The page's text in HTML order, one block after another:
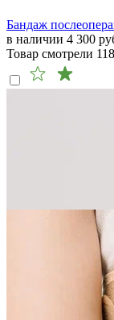
Бандаж
в наличии 4 300
Товар смотрели